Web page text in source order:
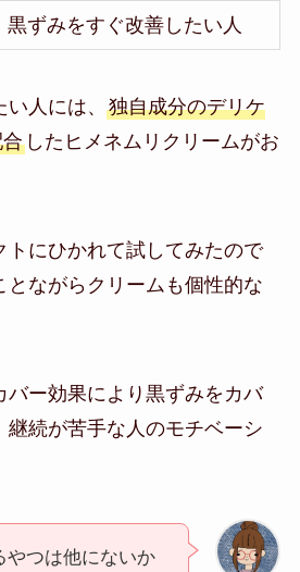
黒ずみをすぐ改善したい人
人には、 独自成分のデリケ
したヒメネムリクリームがお
トにひかれて試してみたので
とながらクリームも個性的な
バー効果により黒ずみをカバ
継続が苦手な人のモチベーシ
やつは他にないか